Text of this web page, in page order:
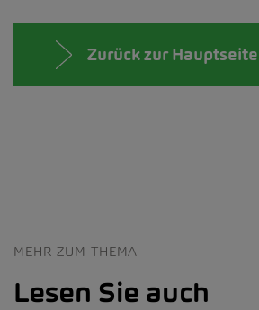
Zurück zur Hauptseite
MEHR ZUM THEMA
Lesen Sie auch